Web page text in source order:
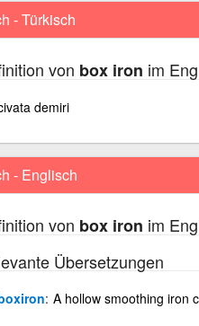
- Türkisch
von box iron im
demiri
- Englisch
von box iron im
Übersetzungen
A hollow smoothing iron